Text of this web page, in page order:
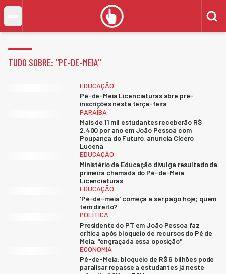
TUDO SOBRE: "PE-DE-MEIA"
EDUCAÇÃO
Pé-de-Meia Licenciaturas abre pré-
inscrições nesta terça-feira
PARAÍBA
Mais de 11 mil estudantes receberão R$
2.400 por ano em João Pessoa com
Poupança do Futuro, anuncia Cícero
Lucena
EDUCAÇÃO
Ministério da Educação divulga resultado da
primeira chamada do Pé-de-Meia
Licenciaturas
EDUCAÇÃO
'Pé-de-meia' começa a ser pago hoje; quem
tem direito?
POLÍTICA
Presidente do PT em João Pessoa faz
crítica após bloqueio de recursos do Pé de
Meia: "engraçada essa oposição"
ECONOMIA
Pé-de-Meia: bloqueio de R$ 6 bilhões pode
paralisar repasse a estudantes já neste